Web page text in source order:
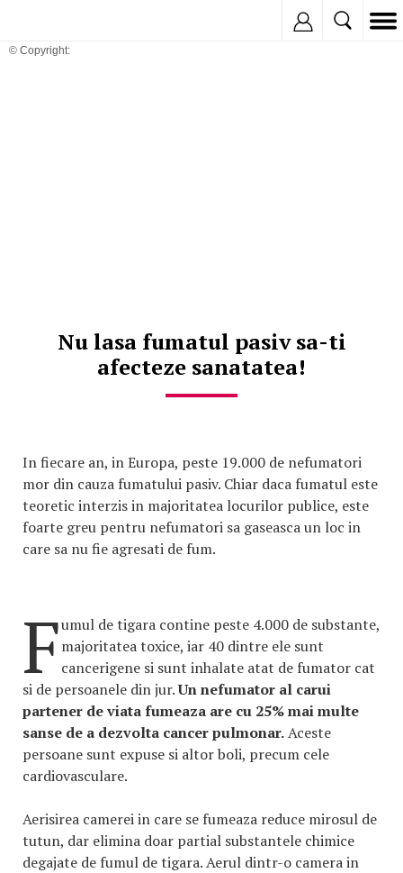
© Copyright:
Nu lasa fumatul pasiv sa-ti
afecteze sanatatea!
In fiecare an, in Europa, peste 19.000 de nefumatori
mor din cauza fumatului pasiv. Chiar daca fumatul este
teoretic interzis in majoritatea locurilor publice, este
foarte greu pentru nefumatori sa gaseasca un loc in
care sa nu fie agresati de fum.
Fumul de tigara contine peste 4.000 de substante,
majoritatea toxice, iar 40 dintre ele sunt
cancerigene si sunt inhalate atat de fumator cat
si de persoanele din jur.Un nefumator al carui
partener de viata fumeaza are cu 25% mai multe
sanse de a dezvolta cancer pulmonar.Aceste
persoane sunt expuse si altor boli, precum cele
cardiovasculare.
Aerisirea camerei in care se fumeaza reduce mirosul de
tutun, dar elimina doar partial substantele chimice
degajate de fumul de tigara. Aerul dintr-o camera in